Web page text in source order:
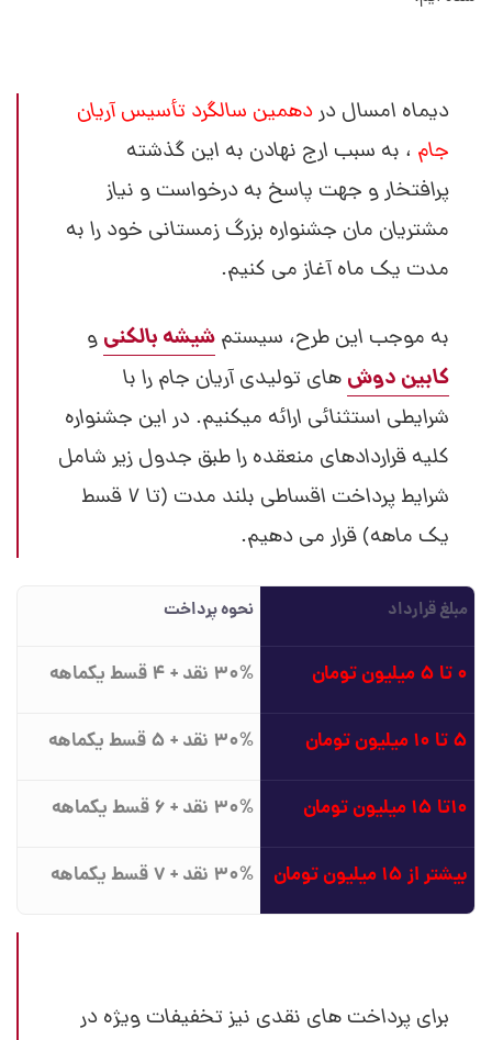
دیماه امسال در دهمین سالگرد تأسیس آریان
جام ، به سبب ارج نهادن به این گذشته
پرافتخار و جهت پاسخ به درخواست و نیاز
مشتریان مان جشنواره بزرگ زمستانی خود را به
مدت یک ماه آغاز می کنیم.
به موجب این طرح، سیستم شیشه بالکنی و
کابین دوش های تولیدی آریان جام را با
شرایطی استثنائی ارائه میکنیم. در این جشنواره
کلیه قراردادهای منعقده را طبق جدول زیر شامل
شرایط پرداخت اقساطی بلند مدت (تا 7 قسط
یک ماهه) قرار می دهیم.
مبلغ قرارداد نحوه پرداخت
0 تا 5 میلیون تومان 30% نقد + 4 قسط یکماهه
5 تا 10 میلیون تومان 30% نقد + 5 قسط یکماهه
10تا 15 میلیون تومان 30% نقد + 6 قسط یکماهه
بیشتر از 15 میلیون تومان 30% نقد + 7 قسط یکماهه
برای پرداخت های نقدی نیز تخفیفات ویژه در